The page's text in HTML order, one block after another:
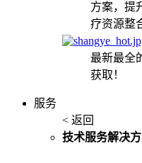
方案，提
疗资源整
最新最全
获取！
服务
< 返回
技术服务解决